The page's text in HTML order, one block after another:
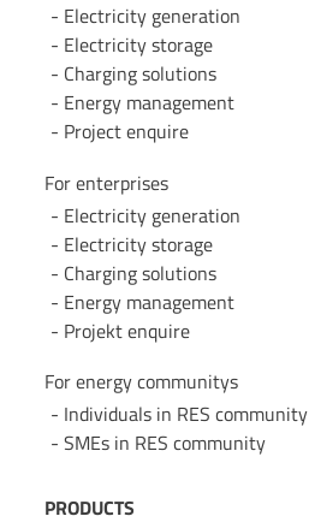
Electricity generation
Electricity storage
Charging solutions
Energy management
Project enquire
For enterprises
Electricity generation
Electricity storage
Charging solutions
Energy management
Projekt enquire
For energy communitys
Individuals in RES community
SMEs in RES community
PRODUCTS